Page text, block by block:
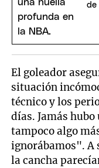
de
El goleador
situación
técnico y los
días. Jamás
tampoco algo
ignorábamos". A
la cancha